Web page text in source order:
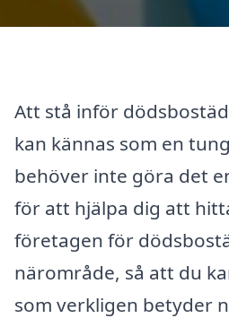
Att stå inför
kan kännas som en
behöver inte göra det
för att hjälpa dig att
företagen för
närområde, så att du
som verkligen betyder